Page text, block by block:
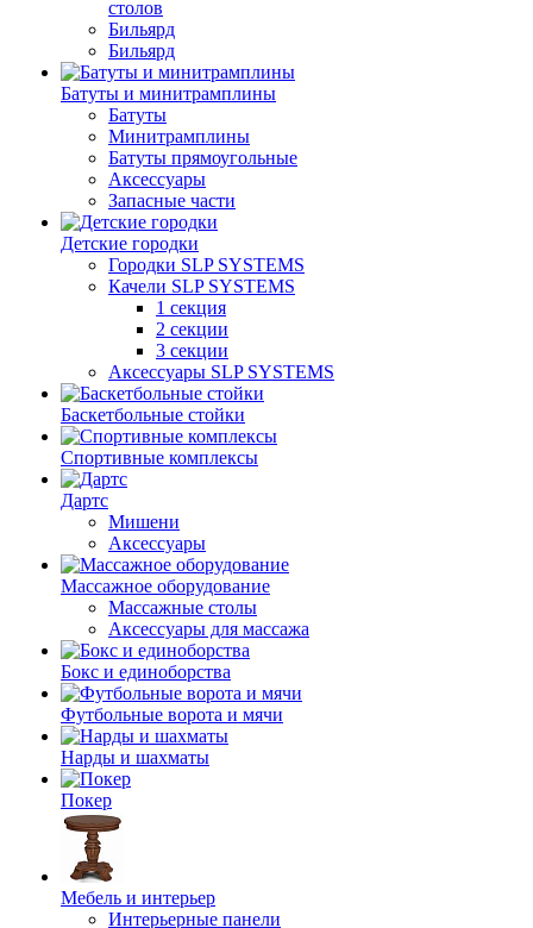
столов
Бильяpд
Бильяpд
Батуты и минитрамплины
Батуты
Минитрамплины
Батуты прямоугольные
Аксессуары
Запасные части
Детские городки
Городки SLP SYSTEMS
Качели SLP SYSTEMS
1 секция
2 секции
3 секции
Аксессуары SLP SYSTEMS
Баскетбольные стойки
Спортивные комплексы
Дартс
Мишени
Аксессуары
Массажное оборудование
Массажные столы
Аксессуары для массажа
Бокс и единоборства
Футбольные ворота и мячи
Нарды и шахматы
Покер
Мебель и интерьер
Интерьерные панели